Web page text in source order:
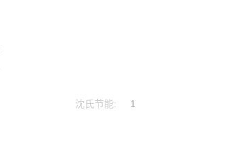
沈氏节能: 1